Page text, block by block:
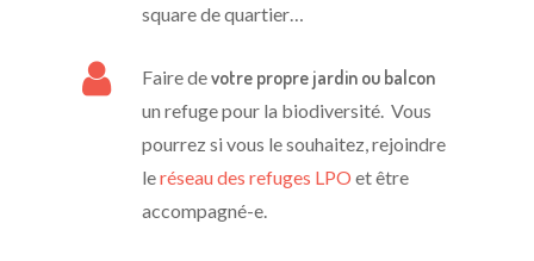
square de quartier…
Faire devotre propre jardin ou balcon
un refuge pour la biodiversité. Vous
pourrez si vous le souhaitez, rejoindre
leréseau des refuges LPO et être
accompagné-e.